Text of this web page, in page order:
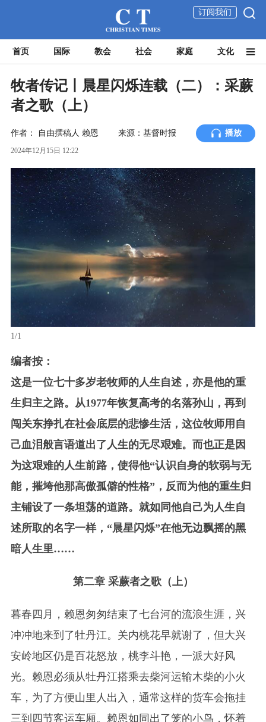
订阅我们
首页 国际 教会 社会 家庭 文化
牧者传记丨晨星闪烁连载（二）：采蕨
者之歌（上）
作者： 自由撰稿人 赖恩 来源：基督时报 播放
2024年12月15日 12:22
1/1
编者按：
这是一位七十多岁老牧师的人生自述，亦是他的重
生归主之路。从1977年恢复高考的名落孙山，再到
闯关东挣扎在社会底层的悲惨生活，这位牧师用自
己血泪般言语道出了人生的无尽艰难。而也正是因
为这艰难的人生前路，使得他“认识自身的软弱与无
能，摧垮他那高傲孤僻的性格”，反而为他的重生归
主铺设了一条坦荡的道路。就如同他自己为人生自
述所取的名字一样，“晨星闪烁”在他无边飘摇的黑
暗人生里……
第二章 采蕨者之歌（上）
暮春四月，赖恩匆匆结束了七台河的流浪生涯，兴
冲冲地来到了牡丹江。关内桃花早就谢了，但大兴
安岭地区仍是百花怒放，桃李斗艳，一派大好风
光。赖恩必须从牡丹江搭乘去柴河运输木柴的小火
车，为了方便山里人出入，通常这样的货车会拖挂
三到四节客运车厢。赖恩如同出了笼的小鸟，怀着